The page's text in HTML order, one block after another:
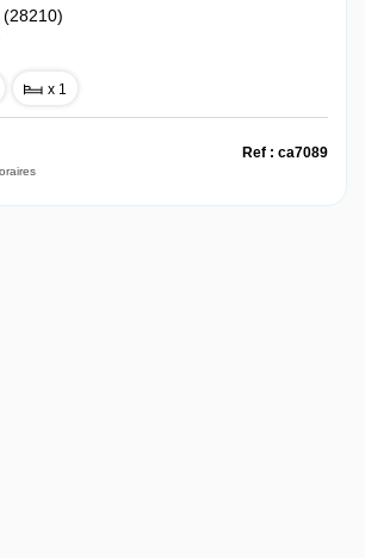
(28210)
x 1
Ref : ca7089